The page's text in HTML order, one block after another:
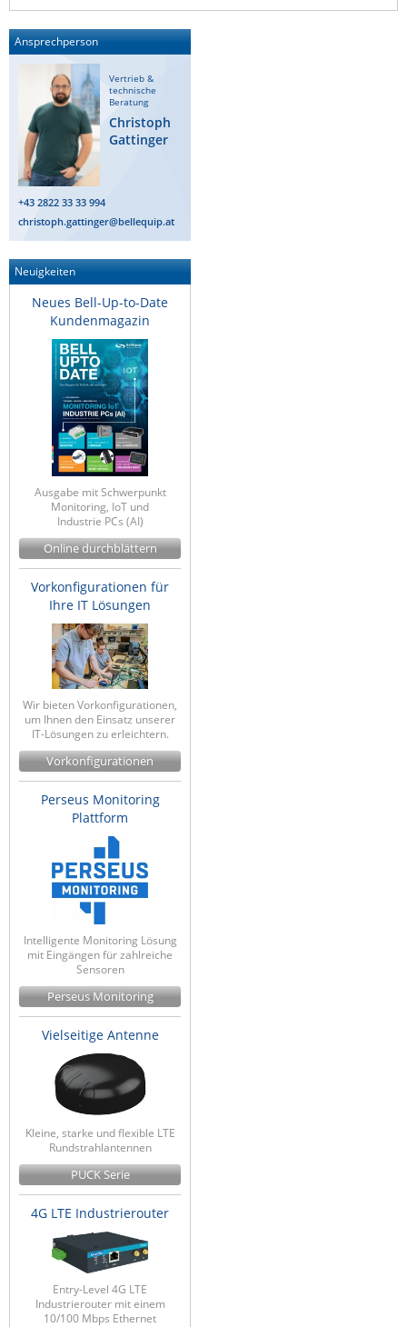
Panorama Antennas
PatchSee
Power Kingdom
Poynting
Raritan
Riello UPS
Server Technology
Siretta
SIRIO Antenne
Sunbird
Tactical Software
TEKTELIC
Teltonika
Unwired Networks
Vision
WATTECO
Westermo
Yuasa
ZPE Systems
News zu unseren Herstellern
Ansprechperson
Vertrieb &
technische
Beratung
Christoph
Gattinger
+43 2822 33 33 994
christoph.gattinger@bellequip.at
Neuigkeiten
Neues Bell-Up-to-Date
Kundenmagazin
Ausgabe mit Schwerpunkt
Monitoring, IoT und
Industrie PCs (AI)
Online durchblättern
Vorkonfigurationen für
Ihre IT Lösungen
Wir bieten Vorkonfigurationen,
um Ihnen den Einsatz unserer
IT-Lösungen zu erleichtern.
Vorkonfigurationen
Perseus Monitoring
Plattform
Intelligente Monitoring Lösung
mit Eingängen für zahlreiche
Sensoren
Perseus Monitoring
Vielseitige Antenne
Kleine, starke und flexible LTE
Rundstrahlantennen
PUCK Serie
4G LTE Industrierouter
Entry-Level 4G LTE
Industrierouter mit einem
10/100 Mbps Ethernet